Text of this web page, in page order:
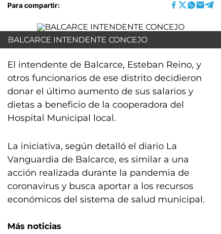
Para compartir:
BALCARCE INTENDENTE CONCEJO
El intendente de Balcarce, Esteban Reino, y
otros funcionarios de ese distrito decidieron
donar el último aumento de sus salarios y
dietas a beneficio de la cooperadora del
Hospital Municipal local.
La iniciativa, según detalló el diario La
Vanguardia de Balcarce, es similar a una
acción realizada durante la pandemia de
coronavirus y busca aportar a los recursos
económicos del sistema de salud municipal.
Más noticias